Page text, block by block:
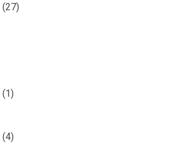
(27)
(1)
(4)